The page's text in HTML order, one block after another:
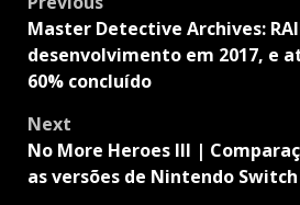
navigation
Master Detective Archives:
desenvolvimento em 2017, e
60% concluído
Next
No More Heroes III |
as versões de Nintendo